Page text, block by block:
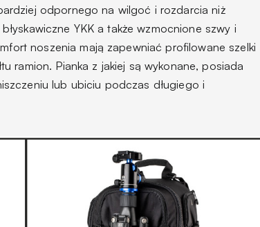
odpornego na wilgoć i rozdarcia niż
YKK a także wzmocnione szwy i
noszenia mają zapewniać profilowane szelki
ramion. Pianka z jakiej są wykonane, posiada
lub ubiciu podczas długiego i